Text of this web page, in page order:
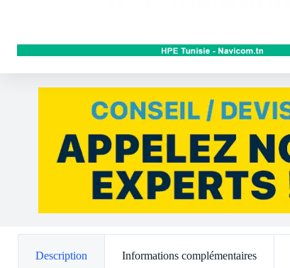
Description Informations complémentaires